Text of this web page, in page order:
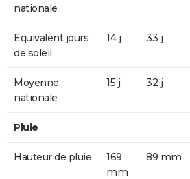
nationale
Equivalent jours
de soleil
14 j 33 j
Moyenne
nationale
15 j 32 j
Pluie
Hauteur de pluie
169
mm
89 mm